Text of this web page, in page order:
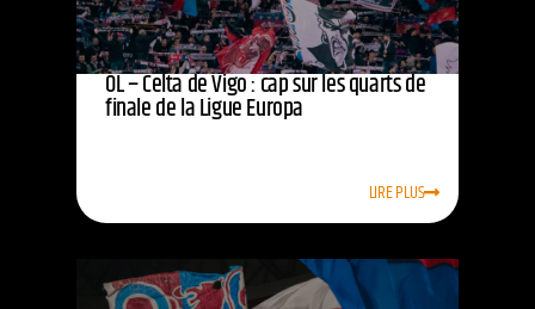
OL – Celta de Vigo : cap sur les quarts de
finale de la Ligue Europa
LIRE PLUS